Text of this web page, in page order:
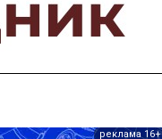
реклама 16+